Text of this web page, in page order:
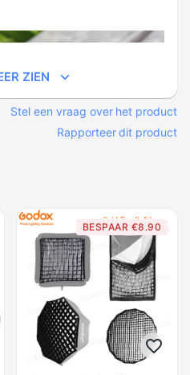
ZIEN
Stel een vraag over het product
Rapporteer dit product
BESPAAR €8.90